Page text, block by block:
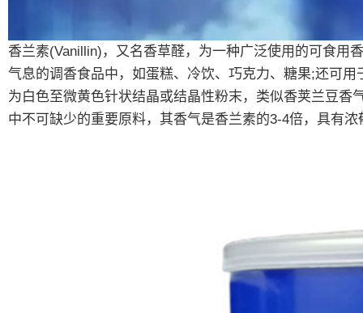
香兰素(Vanillin) ，又名香草醛，为一种广泛使用的可食用
气息的调香食品中，如蛋糕、冷饮、巧克力、糖果;还可用
为白色至微黄色针状结晶或结晶性粉末，类似香荚兰豆香
中不可缺少的重要原料，其香气是香兰素的3-4倍，具有浓